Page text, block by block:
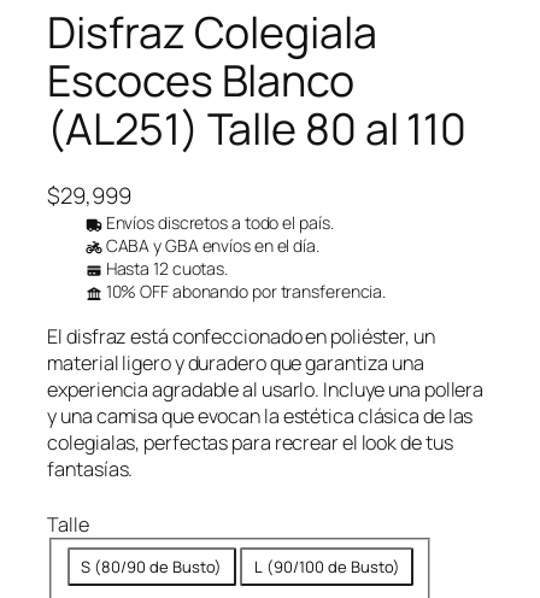
Disfraz Colegiala
Escoces Blanco
(AL251) Talle 80 al 110
$29,999
Envíos discretos a todo el país.
CABA y GBA envíos en el día.
Hasta 12 cuotas.
10% OFF abonando por transferencia.
El disfraz está confeccionado en poliéster, un
material ligero y duradero que garantiza una
experiencia agradable al usarlo. Incluye una pollera
y una camisa que evocan la estética clásica de las
colegialas, perfectas para recrear el look de tus
fantasías.
Talle
S (80/90 de Busto) L (90/100 de Busto)